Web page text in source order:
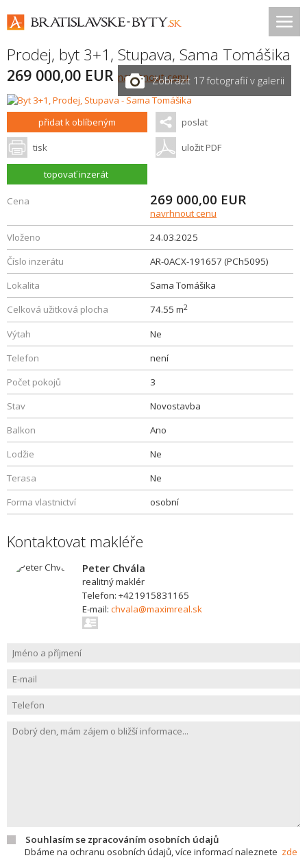
Prodej, byt 3+1, Stupava, Sama Tomášika
269 000,00 EUR navrhnout cenuZobrazit 17 fotografií v galerii
přidat k oblíbeným poslat
tisk uložit PDF
topovať inzerát
Cena 269 000,00 EUR
navrhnout cenu
Vloženo
24.03.2025
Číslo inzerátu
AR-0ACX-191657 (PCh5095)
Lokalita
Sama Tomášika
Celková užitková plocha
74.55 m2
Výtah
Ne
Telefon
není
Počet pokojů
3
Stav
Novostavba
Balkon
Ano
Lodžie
Ne
Terasa
Ne
Forma vlastnictví
osobní
Kontaktovat makléře
Peter Chvála
realitný maklér
Telefon: +421915831165
E-mail: chvala@maximreal.sk
Souhlasím se zpracováním osobních údajů
Dbáme na ochranu osobních údajů, více informací naleznete zde